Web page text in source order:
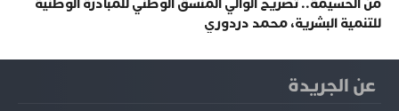
للتنمية البشرية، محمد دردوري
عن الجريدة